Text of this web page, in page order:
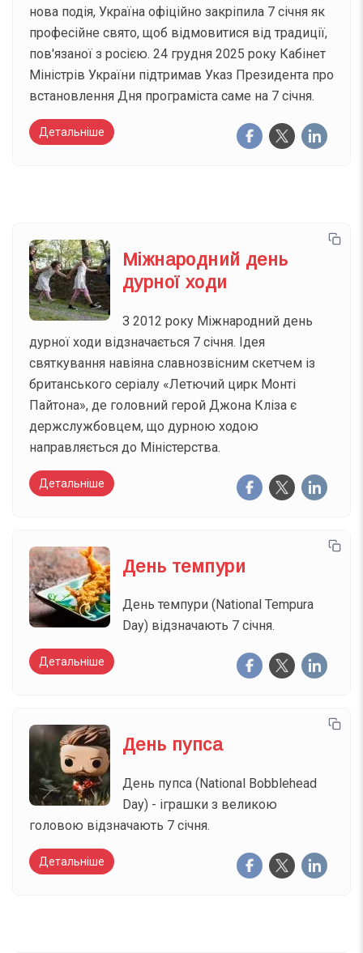
нова подія, Україна офіційно закріпила 7 січня як
професійне свято, щоб відмовитися від традиції,
пов'язаної з росією. 24 грудня 2025 року Кабінет
Міністрів України підтримав Указ Президента про
встановлення Дня програміста саме на 7 січня.
Детальніше
Міжнародний день
дурної ходи
З 2012 року Міжнародний день
дурної ходи відзначається 7 січня. Ідея
святкування навіяна славнозвісним скетчем із
британського серіалу «Летючий цирк Монті
Пайтона», де головний герой Джона Кліза є
держслужбовцем, що дурною ходою
направляється до Міністерства.
Детальніше
День темпури
День темпури (National Tempura
Day) відзначають 7 січня.
Детальніше
День пупса
День пупса (National Bobblehead
Day) - іграшки з великою
головою відзначають 7 січня.
Детальніше